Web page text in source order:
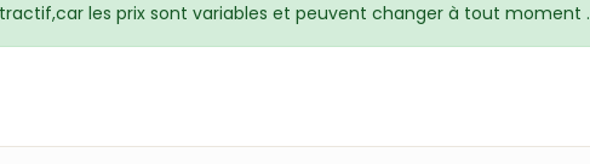
les prix sont variables et peuvent changer à tout moment .